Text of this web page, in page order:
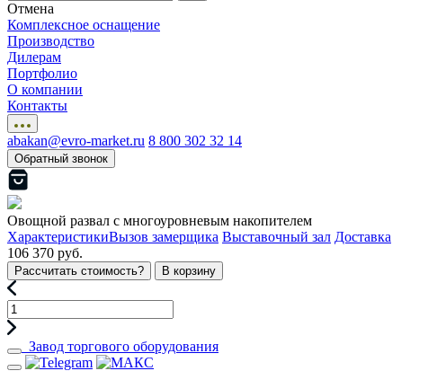
Отмена
Комплексное оснащение
Производство
Дилерам
Портфолио
О компании
Контакты
abakan@evro-market.ru 8 800 302 32 14
Обратный звонок
Овощной развал с многоуровневым накопителем
ХарактеристикиВызов замерщика Выставочный зал Доставка
106 370 руб.
Рассчитать стоимость? В корзину
Завод торгового оборудования